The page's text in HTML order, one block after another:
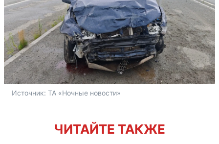
Источник: ТА «Ночные новости»
ЧИТАЙТЕ ТАКЖЕ